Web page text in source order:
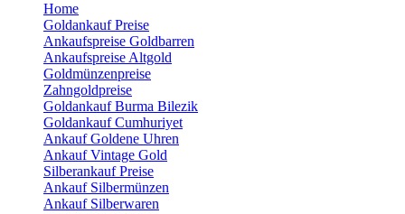
Home
Goldankauf Preise
Ankaufspreise Goldbarren
Ankaufspreise Altgold
Goldmünzenpreise
Zahngoldpreise
Goldankauf Burma Bilezik
Goldankauf Cumhuriyet
Ankauf Goldene Uhren
Ankauf Vintage Gold
Silberankauf Preise
Ankauf Silbermünzen
Ankauf Silberwaren